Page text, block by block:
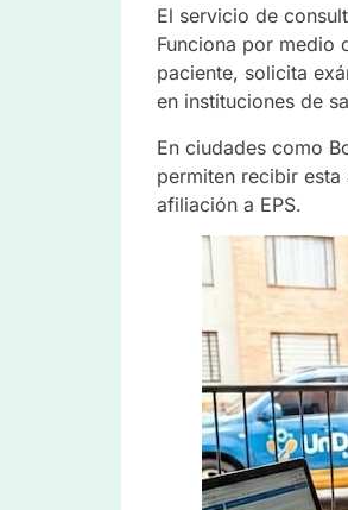
El servicio de
Funciona por medio
paciente, solicita
en instituciones de
En ciudades como
permiten recibir
afiliación a EPS.